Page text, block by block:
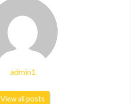
admin1
View all posts